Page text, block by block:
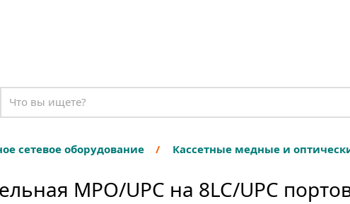
сетевое оборудование Кассетные медные и
MPO/UPC на 8LC/UPC